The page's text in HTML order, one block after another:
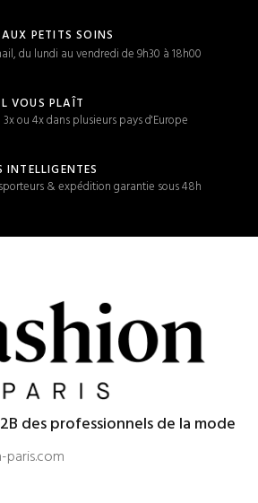
PETITS SOINS
du lundi au vendredi de 9h30 à 18h00
VOUS PLAÎT
ou 4x dans plusieurs pays d'Europe
& expédition garantie sous 48h
des professionnels de la mode
paris.com